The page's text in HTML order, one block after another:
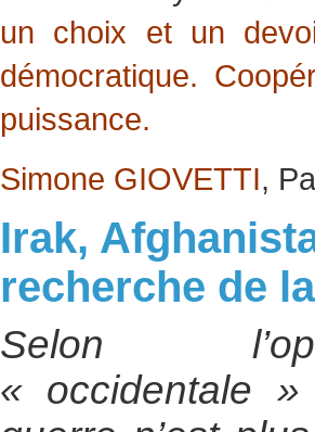
un choix et un
démocratique.
puissance.
Simone GIOVETTI,
Irak,
recherche de
Selon
« occidentale